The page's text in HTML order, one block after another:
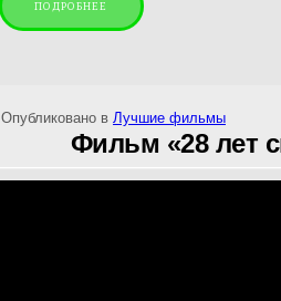
ПОДРОБНЕЕ
Опубликовано в Лучшие фильмы
Фильм «28 лет